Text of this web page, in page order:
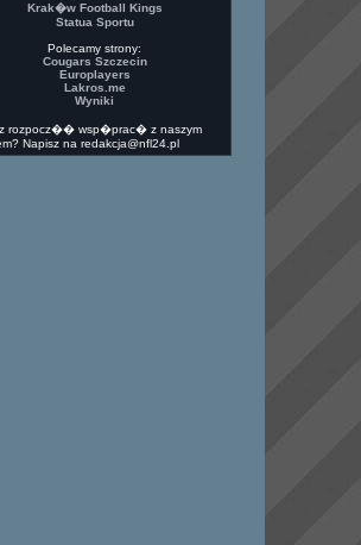
Krak�w Football Kings
Statua Sportu
Polecamy strony:
Cougars Szczecin
Europlayers
Lakros.me
Wyniki
rozpocz�� wsp�prac� z naszym
Napisz na redakcja@nfl24.pl